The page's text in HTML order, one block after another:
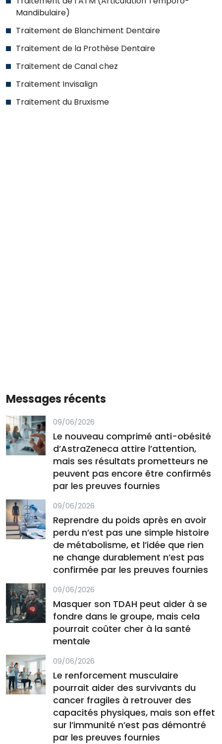
Mandibulaire)
Traitement de Blanchiment Dentaire
Traitement de la Prothèse Dentaire
Traitement de Canal chez
Traitement Invisalign
Traitement du Bruxisme
Messages récents
09/06/2026
Le nouveau comprimé anti-obésité
d’AstraZeneca attire l’attention,
mais ses résultats prometteurs ne
peuvent pas encore être confirmés
par les preuves fournies
09/06/2026
Reprendre du poids après en avoir
perdu n’est pas une simple histoire
de métabolisme, et l’idée que rien
ne change durablement n’est pas
confirmée par les preuves fournies
09/06/2026
Masquer son TDAH peut aider à se
fondre dans le groupe, mais cela
pourrait coûter cher à la santé
mentale
09/06/2026
Le renforcement musculaire
pourrait aider des survivants du
cancer fragiles à retrouver des
capacités physiques, mais son effet
sur l’immunité n’est pas démontré
par les preuves fournies